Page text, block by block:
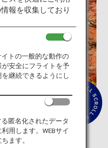
報を収集しており
イトの一般的な動作の
安全にフライトを予
継続できるようにし
匿名化されたデータ
用します。WEBサイ
ます。